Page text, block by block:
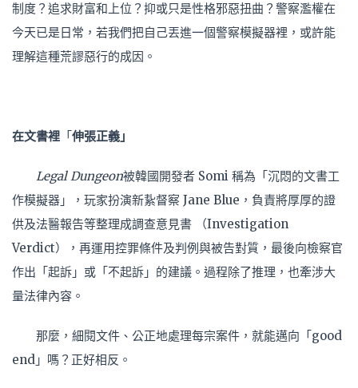
制度？追求財富和上位？抑或只是性格邪惡扭曲？警察濫權在
今天已是日常，若我們把自己丟進一個警察模擬器裡，或許能
理解這種荒謬惡行的成因。
在文書裡 「伸張正義」
Legal Dungeon被韓國開發者 Somi 稱為「沉悶的文書工
作模擬器」，玩家扮演新紥督察 Jane Blue，負責將厚厚的證
供及法醫報告等整理成調查意見書 （Investigation
Verdict），再運用控罪條件及判例與被告對質，最後向檢察官
作出「起訴」或「不起訴」的建議。過程除了推理，也牽涉大
量法律內容。
那麼，細閱文件、公正地處理每宗案件，就能邁向「good
end」嗎？正好相反。